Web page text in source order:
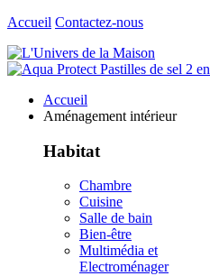
Accueil Contactez-nous
Accueil
Aménagement intérieur
Habitat
Chambre
Cuisine
Salle de bain
Bien-être
Multimédia et
Electroménager